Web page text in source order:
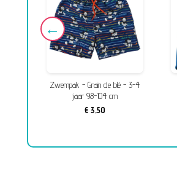
Zwempak - Grain de blé - 3-4
jaar 98-104 cm
€ 3,50